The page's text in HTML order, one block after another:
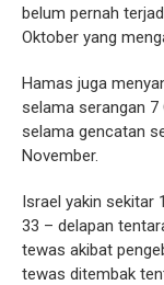
belum pernah
Oktober yang
Hamas juga
selama serangan 7
selama gencatan
November.
Israel yakin sekitar
33 – delapan
tewas akibat
tewas ditembak